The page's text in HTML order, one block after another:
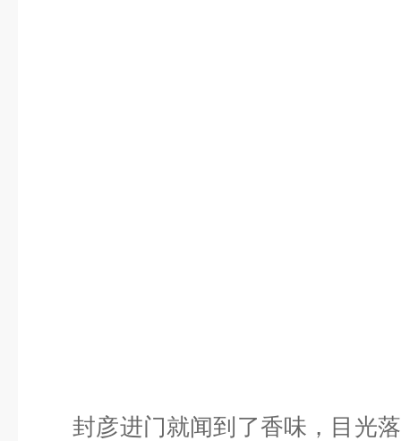
封彦进门就闻到了香味，目光